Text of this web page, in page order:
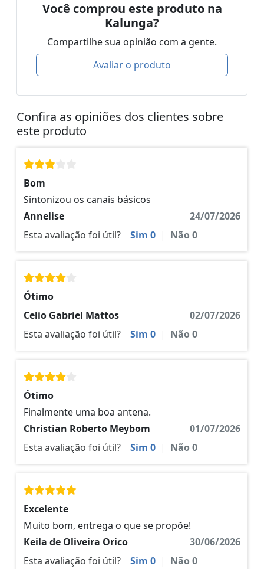
Você comprou este produto na
Kalunga?
Compartilhe sua opinião com a gente.
Avaliar o produto
Confira as opiniões dos clientes sobre
este produto
Bom
Sintonizou os canais básicos
Annelise
24/07/2026
Esta avaliação foi útil?
Sim 0 | Não0
Ótimo
Celio Gabriel Mattos
02/07/2026
Esta avaliação foi útil?
Sim 0 | Não0
Ótimo
Finalmente uma boa antena.
Christian Roberto Meybom
01/07/2026
Esta avaliação foi útil?
Sim 0 | Não0
Excelente
Muito bom, entrega o que se propõe!
Keila de Oliveira Orico
30/06/2026
Esta avaliação foi útil?
Sim 0 | Não0